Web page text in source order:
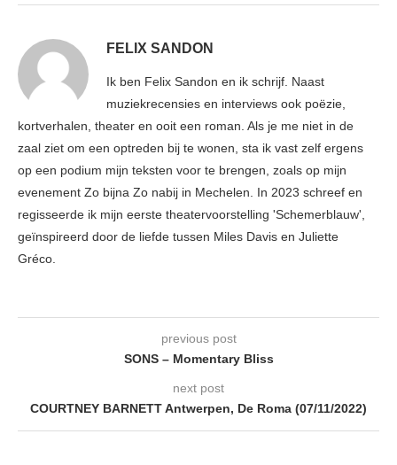
FELIX SANDON
Ik ben Felix Sandon en ik schrijf. Naast
muziekrecensies en interviews ook poëzie,
kortverhalen, theater en ooit een roman. Als je me niet in de
zaal ziet om een optreden bij te wonen, sta ik vast zelf ergens
op een podium mijn teksten voor te brengen, zoals op mijn
evenement Zo bijna Zo nabij in Mechelen. In 2023 schreef en
regisseerde ik mijn eerste theatervoorstelling 'Schemerblauw',
geïnspireerd door de liefde tussen Miles Davis en Juliette
Gréco.
previous post
SONS – Momentary Bliss
next post
COURTNEY BARNETT Antwerpen, De Roma (07/11/2022)